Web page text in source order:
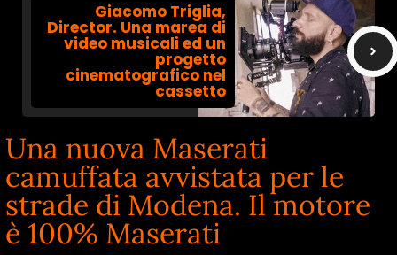
Giacomo Triglia,
Director. Una marea di
video musicali ed un
progetto
cinematografico nel
cassetto
Una nuova Maserati
camuffata avvistata per le
strade di Modena. Il motore
è 100% Maserati